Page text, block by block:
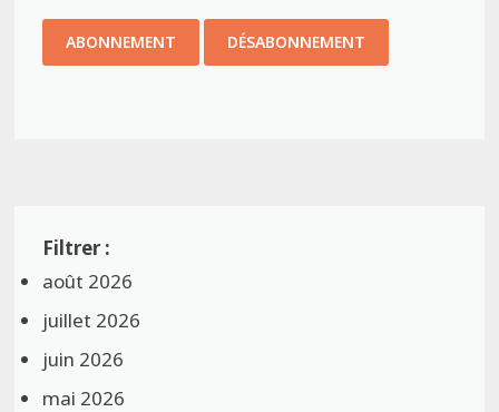
août 2026
juillet 2026
juin 2026
mai 2026